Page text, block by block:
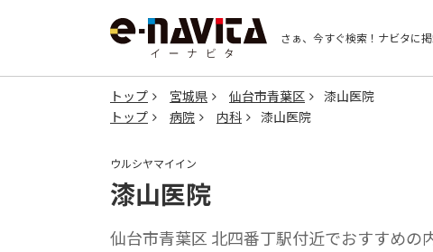
さぁ、今すぐ検索！ ナビタに
トップ 宮城県 仙台市青葉区
漆山医院
トップ
病院 内科 漆山医院
ウルシヤマイイン
漆山医院
仙台市青葉区 北四番丁駅付近でおすすめ